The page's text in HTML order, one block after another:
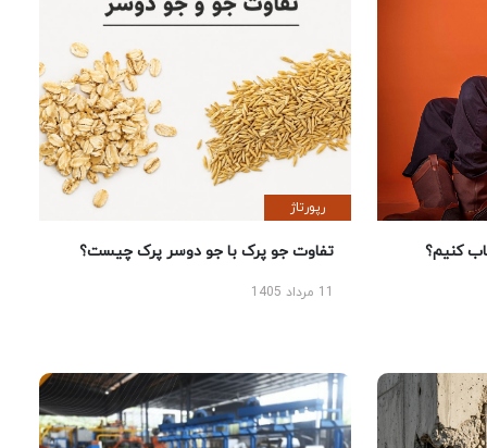
کنیم؟
رپورتاژ
تفاوت جو پرک با جو دوسر پرک چیست؟